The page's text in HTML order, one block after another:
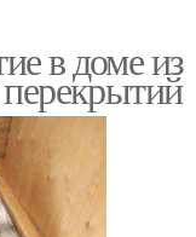
в доме из